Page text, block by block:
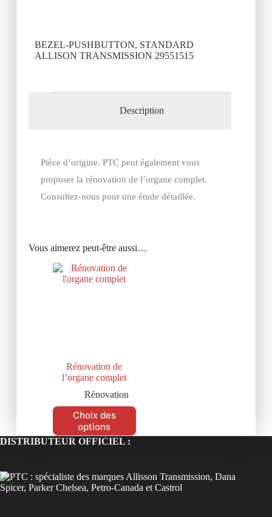
BEZEL-PUSHBUTTON, STANDARD
ALLISON TRANSMISSION 29551515
Description
Pièce d’origine. PTC peut également vous
proposer la rénovation de l’organe complet.
Consultez-nous pour une étude détaillée.
Vous aimerez peut-être aussi…
Rénovation de
l’organe complet
Rénovation
Choix des
options
DISTRIBUTEUR OFFICIEL :